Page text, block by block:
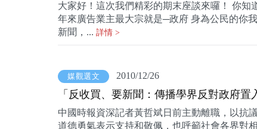
大家好！這次我們精彩的期末座談來囉！ 你
年來廣告業主最大宗就是─政府 身為公民的你
新聞，... 詳情 >
媒觀選文 2010/12/26
「反收買、要新聞：傳播學界反對政府置
中國時報資深記者黃哲斌日前主動離職，以抗
道德勇氣表示支持和敬佩，也呼籲社會各界對